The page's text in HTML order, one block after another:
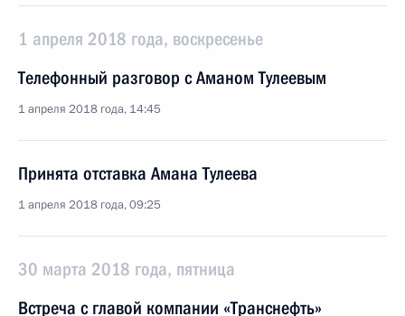
1 апреля 2018 года, воскресенье
Телефонный разговор с Аманом Тулеевым
1 апреля 2018 года, 14:45
Принята отставка Амана Тулеева
1 апреля 2018 года, 09:25
30 марта 2018 года, пятница
Встреча с главой компании «Транснефть»